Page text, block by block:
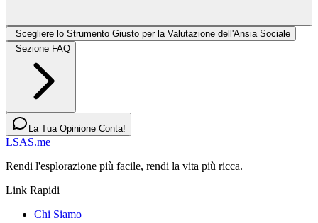
Scegliere lo Strumento Giusto per la Valutazione dell'Ansia Sociale
Sezione FAQ
La Tua Opinione Conta!
LSAS.me
Rendi l'esplorazione più facile, rendi la vita più ricca.
Link Rapidi
Chi Siamo